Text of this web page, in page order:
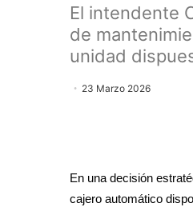
​El intendente
de
unidad
23 Marzo 2026
​En una decisión
cajero automático